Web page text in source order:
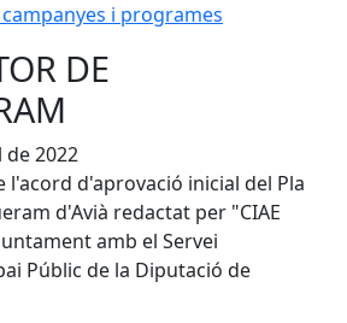
i programes
DE
2022
l'acord d'aprovació inicial del Pla
d'Avià redactat per "CIAE
amb el Servei
Públic de la Diputació de